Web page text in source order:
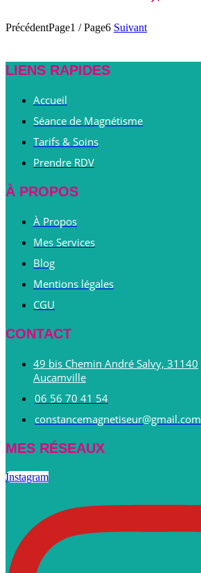
PrécédentPage1 / Page6 Suivant
LIENS RAPIDES
Accueil
Séance de Magnétisme
Tarifs & Soins
Prendre RDV
À PROPOS
À Propos
Mes Services
Blog
Mentions légales
CGU
CONTACT
49 bis Chemin André Salvy, 31140
Aucamville
06 56 70 41 54
constancemagnetiseur@gmail.com
MES RÉSEAUX
Instagram